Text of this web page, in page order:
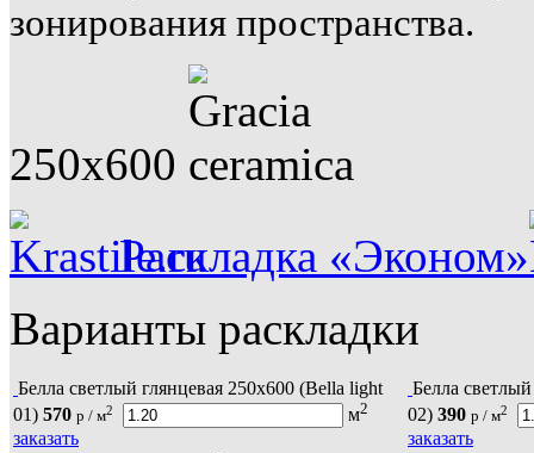
зонирования пространства.
250x600
Раскладка «Эконом»
Варианты раскладки
Белла светлый глянцевая 250х600 (Bella light
01) 570 р / м2 м2
заказать
Белла
02) 390 р / м2
заказать